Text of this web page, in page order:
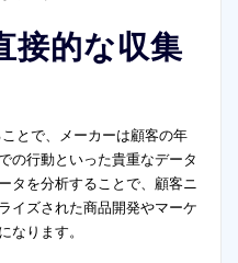
接的な収集
とで、メーカーは顧客の年
の行動といった貴重なデータ
タを分析することで、顧客ニ
イズされた商品開発やマーケ
なります。